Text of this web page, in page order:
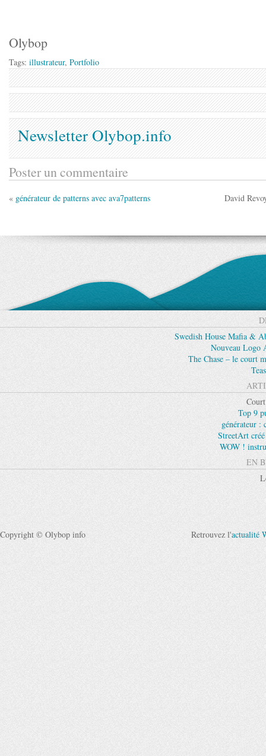
Olybop
Tags: illustrateur, Portfolio
Newsletter Olybop.info
Poster un commentaire
« générateur de patterns avec ava7patterns David
Swedish House Mafia &
Nouveau Logo
The Chase – le court
Top 9
générateur :
StreetArt
WOW !
EN
Copyright © Olybop info Retrouvez l'actualité